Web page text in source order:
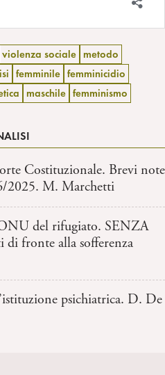
violenza sociale metodo
femminile femminicidio
maschile femminismo
Costituzionale. Brevi note
2025. M. Marchetti
del rifugiato. SENZA
fronte alla sofferenza
psichiatrica. D. De